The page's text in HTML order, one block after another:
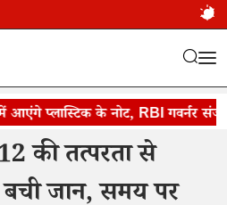
प्लास्टिक के नोट, RBI गवर्नर संजय
पीड़िता की बची जान
की तत्परता से
बची जान, समय पर